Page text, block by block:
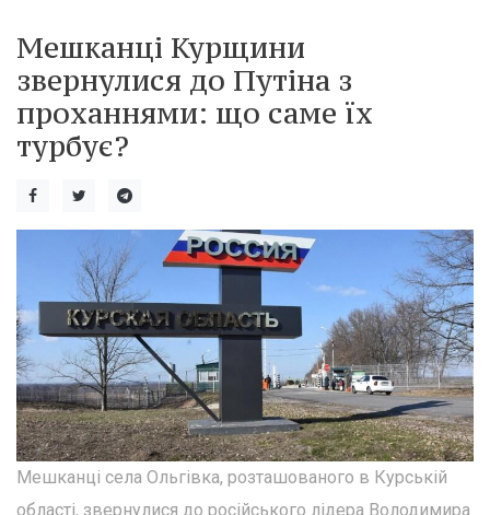
Мешканці Курщини
звернулися до Путіна з
проханнями: що саме їх
турбує?
Мешканці села Ольгівка, розташованого в Курській
області, звернулися до російського лідера Володимира